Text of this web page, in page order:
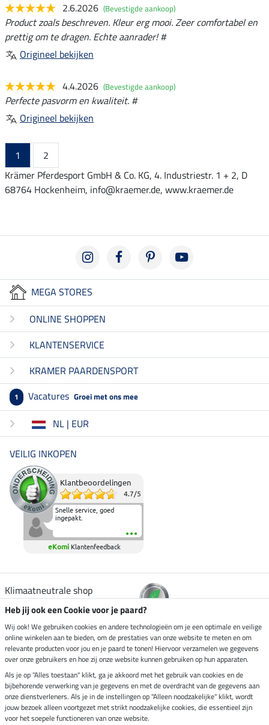
2.6.2026 (Bevestigde aankoop)
Product zoals beschreven. Kleur erg mooi. Zeer comfortabel en
prettig om te dragen. Echte aanrader! #
Origineel bekijken
4.4.2026 (Bevestigde aankoop)
Perfecte pasvorm en kwaliteit. #
Origineel bekijken
1
2
Krämer Pferdesport GmbH & Co. KG, 4. Industriestr. 1 + 2, D
68764 Hockenheim, info@kraemer.de, www.kraemer.de
MEGA STORES
ONLINE SHOPPEN
KLANTENSERVICE
KRAMER PAARDENSPORT
1 Vacatures Groei met ons mee
NL | EUR
VEILIG INKOPEN
Klantbeoordelingen
4.7/5
Snelle service, goed
ingepakt.
eKomi Klantenfeedback
Klimaatneutrale shop
Verzending per
Veilig betalen met
Impressum
Heb jij ook een Cookie voor je paard?
Wij ook! We gebruiken cookies en andere technologieën om je een optimale en veilige
online winkelen aan te bieden, om de prestaties van onze website te meten en om
relevante producten voor jou en je paard te tonen! Hiervoor verzamelen we gegevens
over onze gebruikers en hoe zij onze website kunnen gebruiken op hun apparaten.
Als je op "Alles toestaan" klikt, ga je akkoord met het gebruik van cookies en de
bijbehorende verwerking van je gegevens en met de overdracht van de gegevens aan
onze dienstverleners. Als je in de instellingen op "Alleen noodzakelijke" klikt, wordt
jouw bezoek alleen voortgezet met strikt noodzakelijke cookies, die essentieel zijn
voor het soepele functioneren van onze website.